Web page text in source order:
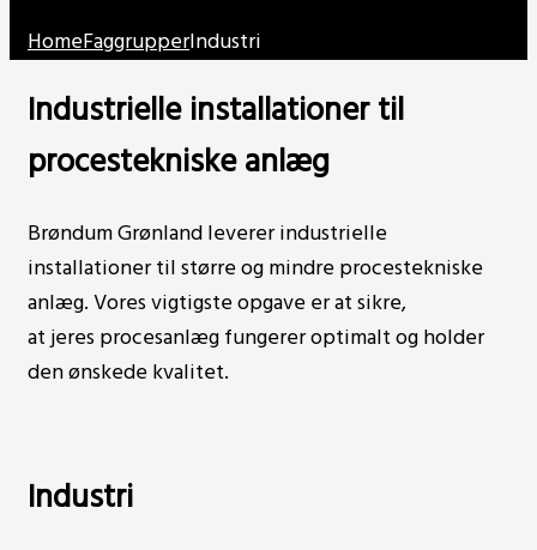
HomeFaggrupperIndustri
Industrielle installationer til
procestekniske anlæg
Brøndum Grønland leverer industrielle
installationer til større og mindre procestekniske
anlæg. Vores vigtigste opgave er at sikre,
at jeres procesanlæg fungerer optimalt og holder
den ønskede kvalitet.
Industri